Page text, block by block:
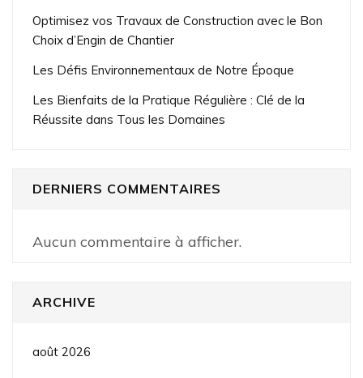
Optimisez vos Travaux de Construction avec le Bon
Choix d’Engin de Chantier
Les Défis Environnementaux de Notre Époque
Les Bienfaits de la Pratique Régulière : Clé de la
Réussite dans Tous les Domaines
DERNIERS COMMENTAIRES
Aucun commentaire à afficher.
ARCHIVE
août 2026